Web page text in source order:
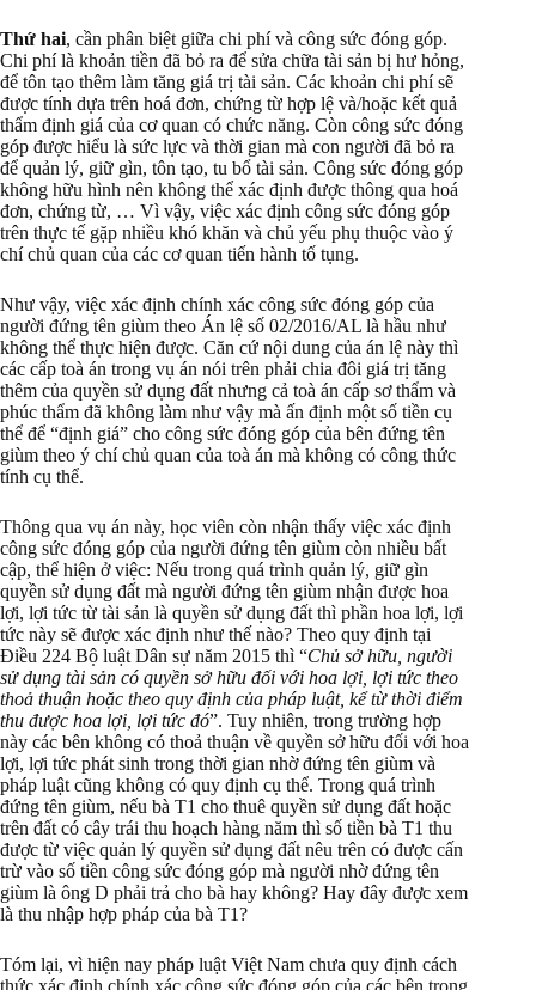
Thứ hai, cần phân biệt giữa chi phí và công sức đóng góp.
Chi phí là khoản tiền đã bỏ ra để sửa chữa tài sản bị hư hỏng,
để tôn tạo thêm làm tăng giá trị tài sản. Các khoản chi phí sẽ
được tính dựa trên hoá đơn, chứng từ hợp lệ và/hoặc kết quả
thẩm định giá của cơ quan có chức năng. Còn công sức đóng
góp được hiểu là sức lực và thời gian mà con người đã bỏ ra
để quản lý, giữ gìn, tôn tạo, tu bổ tài sản. Công sức đóng góp
không hữu hình nên không thể xác định được thông qua hoá
đơn, chứng từ, … Vì vậy, việc xác định công sức đóng góp
trên thực tế gặp nhiều khó khăn và chủ yếu phụ thuộc vào ý
chí chủ quan của các cơ quan tiến hành tố tụng.
Như vậy, việc xác định chính xác công sức đóng góp của
người đứng tên giùm theo Án lệ số 02/2016/AL là hầu như
không thể thực hiện được. Căn cứ nội dung của án lệ này thì
các cấp toà án trong vụ án nói trên phải chia đôi giá trị tăng
thêm của quyền sử dụng đất nhưng cả toà án cấp sơ thẩm và
phúc thẩm đã không làm như vậy mà ấn định một số tiền cụ
thể để “định giá” cho công sức đóng góp của bên đứng tên
giùm theo ý chí chủ quan của toà án mà không có công thức
tính cụ thể.
Thông qua vụ án này, học viên còn nhận thấy việc xác định
công sức đóng góp của người đứng tên giùm còn nhiều bất
cập, thể hiện ở việc: Nếu trong quá trình quản lý, giữ gìn
quyền sử dụng đất mà người đứng tên giùm nhận được hoa
lợi, lợi tức từ tài sản là quyền sử dụng đất thì phần hoa lợi, lợi
tức này sẽ được xác định như thế nào? Theo quy định tại
Điều 224 Bộ luật Dân sự năm 2015 thì “Chủ sở hữu, người
sử dụng tài sản có quyền sở hữu đối với hoa lợi, lợi tức theo
thoả thuận hoặc theo quy định của pháp luật, kể từ thời điểm
thu được hoa lợi, lợi tức đó”. Tuy nhiên, trong trường hợp
này các bên không có thoả thuận về quyền sở hữu đối với hoa
lợi, lợi tức phát sinh trong thời gian nhờ đứng tên giùm và
pháp luật cũng không có quy định cụ thể. Trong quá trình
đứng tên giùm, nếu bà T1 cho thuê quyền sử dụng đất hoặc
trên đất có cây trái thu hoạch hàng năm thì số tiền bà T1 thu
được từ việc quản lý quyền sử dụng đất nêu trên có được cấn
trừ vào số tiền công sức đóng góp mà người nhờ đứng tên
giùm là ông D phải trả cho bà hay không? Hay đây được xem
là thu nhập hợp pháp của bà T1?
Tóm lại, vì hiện nay pháp luật Việt Nam chưa quy định cách
thức xác định chính xác công sức đóng góp của các bên trong